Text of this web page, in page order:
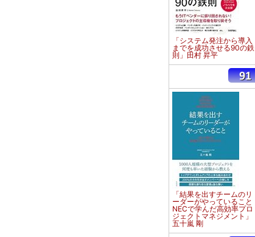
「システム発注から導入
までを成功させる90の鉄
則」田村 昇平
「結果を出すチームのリ
ーダーがやっていること
NECで学んだ高効率プロ
ジェクトマネジメント」
五十嵐 剛